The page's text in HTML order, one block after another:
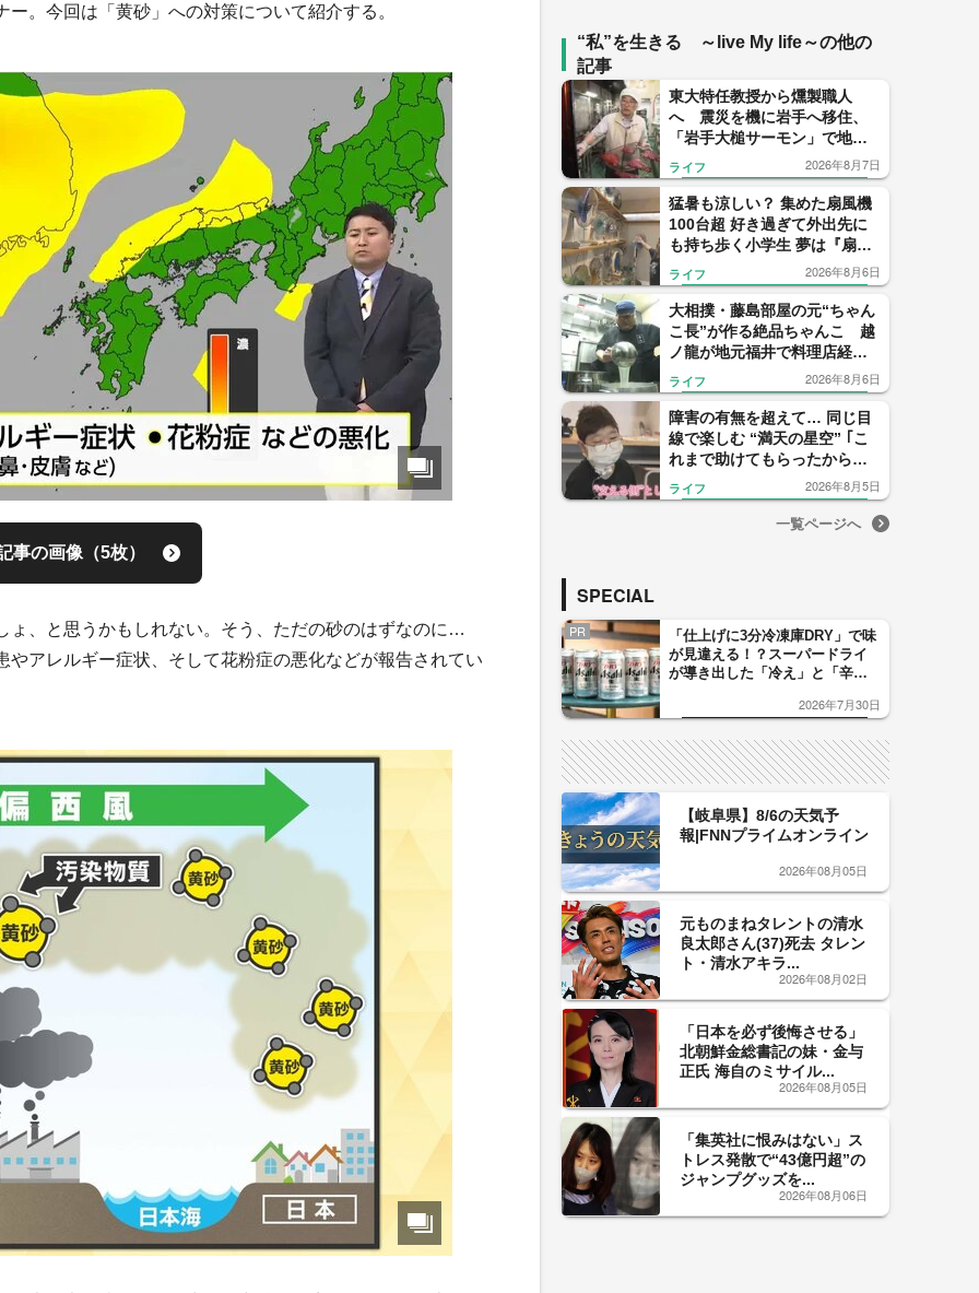
。今回は「黄砂」への対策について紹介する。
事の画像（5枚）
ょ、と思うかもしれない。そう、ただの砂のはずなのに…
アレルギー症状、そして花粉症の悪化などが報告されてい
“私”を生きる ～live My life～の他の
記事
東大特任教授から燻製職人
へ 震災を機に岩手へ移住、
「岩手大槌サーモン」で地域
再生に挑む
ライフ 2026年8月7日
猛暑も涼しい？ 集めた扇風機
100台超 好き過ぎて外出先に
も持ち歩く小学生 夢は『扇風
機の開発者』【福岡発】
ライフ 2026年8月6日
大相撲・藤島部屋の元“ちゃん
こ長”が作る絶品ちゃんこ 越
ノ龍が地元福井で料理店経営
者として“序の口”スタート
ライフ 2026年8月6日
障害の有無を超えて… 同じ目
線で楽しむ “満天の星空” ｢こ
れまで助けてもらったから今
度は…｣ 障害者が障害を“支え
る側”に 【福岡発】
ライフ 2026年8月5日
一覧ページへ
SPECIAL
PR
「仕上げに3分冷凍庫DRY」で味
が見違える！？スーパードライ
が導き出した「冷え」と「辛
した「辛口カーブ」が飲み頃の
2026年7月30日
【岐阜県】8/6の天気予
報|FNNプライムオンライン
2026年08月05日
元ものまねタレントの清水
良太郎さん(37)死去 タレン
ト・清水アキラ...
2026年08月02日
「日本を必ず後悔させる」
北朝鮮金総書記の妹・金与
正氏 海自のミサイル...
2026年08月05日
「集英社に恨みはない」ス
トレス発散で“43億円超”の
ジャンプグッズを...
2026年08月06日